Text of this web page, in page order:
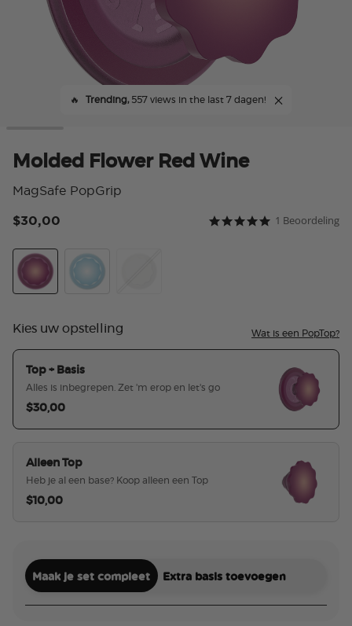
🔥 Trending,557 views in the last 7 dagen!
Molded Flower Red Wine
MagSafe PopGrip
3,7 van 5
5.0 star rating1 Beoordeling
$30,00
Kies uw opstelling Wat is een PopTop?
Top + Basis
Alles is inbegrepen. Zet 'm erop en let's go
$30,00
Alleen Top
Heb je al een base? Koop alleen een Top
$10,00
Maak je set compleet Extra basis toevoegen